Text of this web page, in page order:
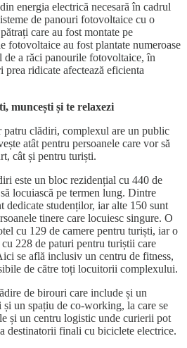
energia electrică necesară în cadrul
de panouri fotovoltaice cu o
care au fost montate pe
fotovoltaice au fost plantate numeroase
a răci panourile fotovoltaice, în
ridicate afectează eficienta
muncești și te relaxezi
patru clădiri, complexul are un public
atât pentru persoanele care vor să
cât și pentru turiști.
este un bloc rezidențial cu 440 de
locuiască pe termen lung. Dintre
dedicate studenților, iar alte 150 sunt
tinere care locuiesc singure. O
cu 129 de camere pentru turiști, iar o
228 de paturi pentru turiștii care
se află inclusiv un centru de fitness,
de către toți locuitorii complexului.
de birouri care include și un
un spațiu de co-working, la care se
și un centru logistic unde curierii pot
destinatorii finali cu biciclete electrice.